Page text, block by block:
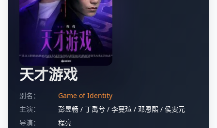
天才游戏
别名：
Game of Identity
主演：
彭昱畅 / 丁禹兮 / 李蔓瑄 / 邓恩熙 / 侯雯元
导演：
程亮